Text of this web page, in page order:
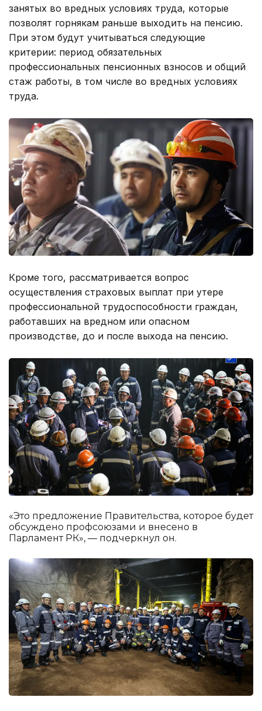
занятых во вредных условиях труда, которые
позволят горнякам раньше выходить на пенсию.
При этом будут учитываться следующие
критерии: период обязательных
профессиональных пенсионных взносов и общий
стаж работы, в том числе во вредных условиях
труда.
Кроме того, рассматривается вопрос
осуществления страховых выплат при утере
профессиональной трудоспособности граждан,
работавших на вредном или опасном
производстве, до и после выхода на пенсию.
«Это предложение Правительства, которое будет
обсуждено профсоюзами и внесено в
Парламент РК», — подчеркнул он.